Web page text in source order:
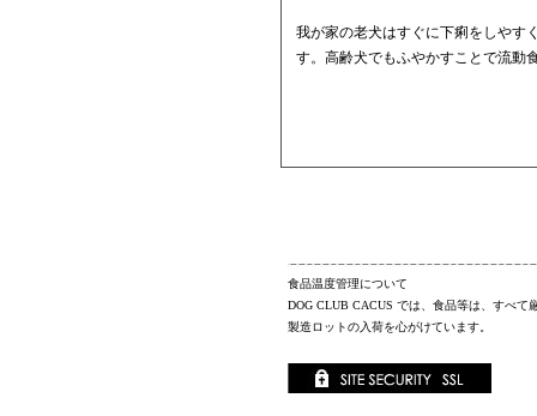
我が家の老犬はすぐに下痢をしやす
す。高齢犬でもふやかすことで流動
食品温度管理について
DOG CLUB CACUS では、食品等は、すべて
製造ロットの入荷を心がけています。